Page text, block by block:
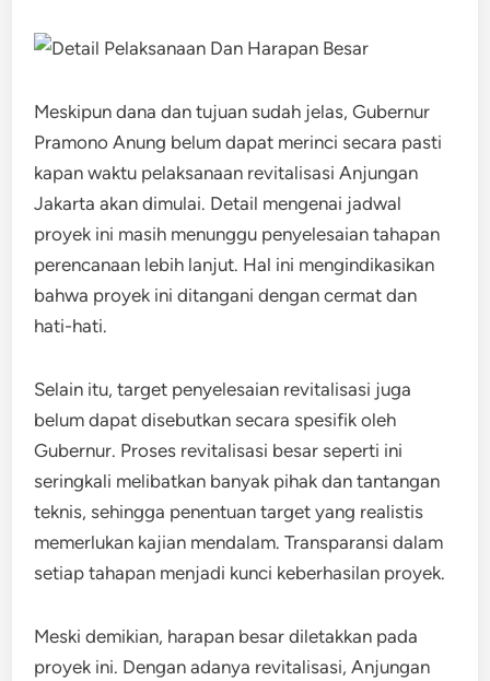
Meskipun dana dan tujuan sudah jelas, Gubernur
Pramono Anung belum dapat merinci secara pasti
kapan waktu pelaksanaan revitalisasi Anjungan
Jakarta akan dimulai. Detail mengenai jadwal
proyek ini masih menunggu penyelesaian tahapan
perencanaan lebih lanjut. Hal ini mengindikasikan
bahwa proyek ini ditangani dengan cermat dan
hati-hati.
Selain itu, target penyelesaian revitalisasi juga
belum dapat disebutkan secara spesifik oleh
Gubernur. Proses revitalisasi besar seperti ini
seringkali melibatkan banyak pihak dan tantangan
teknis, sehingga penentuan target yang realistis
memerlukan kajian mendalam. Transparansi dalam
setiap tahapan menjadi kunci keberhasilan proyek.
Meski demikian, harapan besar diletakkan pada
proyek ini. Dengan adanya revitalisasi, Anjungan